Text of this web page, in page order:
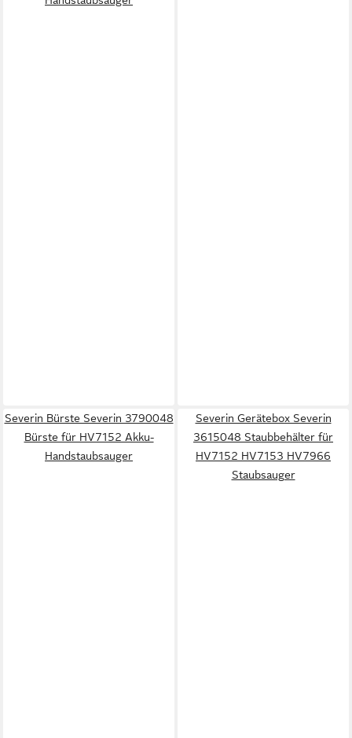
Severin Bürste Severin 3790048
Bürste für HV7152 Akku-
Handstaubsauger
Severin Gerätebox Severin
3615048 Staubbehälter für
HV7152 HV7153 HV7966
Staubsauger